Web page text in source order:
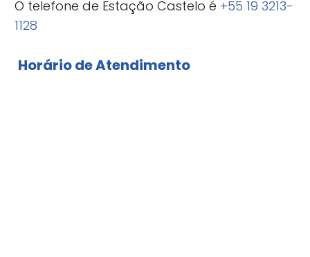
O telefone de Estação Castelo é +55 19 3213-
1128
Horário de Atendimento